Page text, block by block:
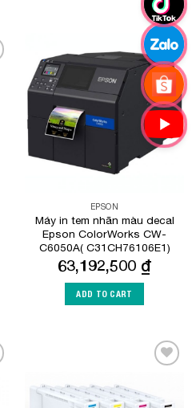
Add to
Wishlist
EPSON
Máy in tem nhãn màu decal
Epson ColorWorks CW-
C6050A( C31CH76106E1)
63,192,500 ₫
ADD TO CART